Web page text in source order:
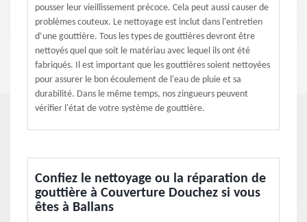
pousser leur vieillissement précoce. Cela peut aussi causer de
problèmes couteux. Le nettoyage est inclut dans l'entretien
d’une gouttière. Tous les types de gouttières devront être
nettoyés quel que soit le matériau avec lequel ils ont été
fabriqués. Il est important que les gouttières soient nettoyées
pour assurer le bon écoulement de l'eau de pluie et sa
durabilité. Dans le même temps, nos zingueurs peuvent
vérifier l'état de votre système de gouttière.
Confiez le nettoyage ou la réparation de
gouttière à Couverture Douchez si vous
êtes à Ballans